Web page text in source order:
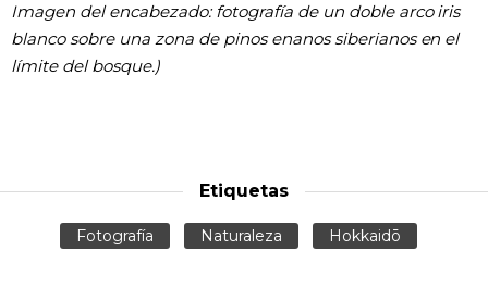
Imagen del encabezado: fotografía de un doble arco iris
blanco sobre una zona de pinos enanos siberianos en el
límite del bosque.)
Etiquetas
Fotografía Naturaleza Hokkaidō